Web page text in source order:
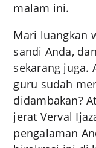
malam ini.
Mari luangkan
sandi Anda,
sekarang juga.
guru sudah
didambakan?
jerat Verval
pengalaman